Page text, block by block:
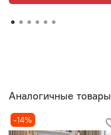
Аналогичные товары
-14%